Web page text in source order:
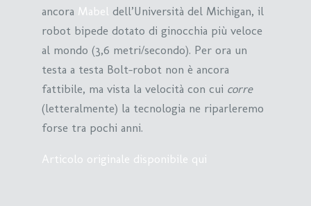
ancora Mabel dell’Università del Michigan, il
robot bipede dotato di ginocchia più veloce
al mondo (3,6 metri/secondo). Per ora un
testa a testa Bolt-robot non è ancora
fattibile, ma vista la velocità con cui corre
(letteralmente) la tecnologia ne riparleremo
forse tra pochi anni.
Articolo originale disponibile qui